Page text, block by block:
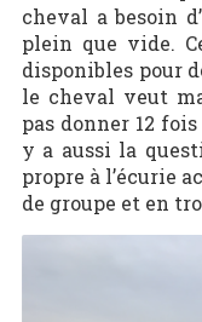
cheval a besoin
plein que vide.
disponibles pour
le cheval veut
pas donner 12
y a aussi la
propre à l’écurie
de groupe et en